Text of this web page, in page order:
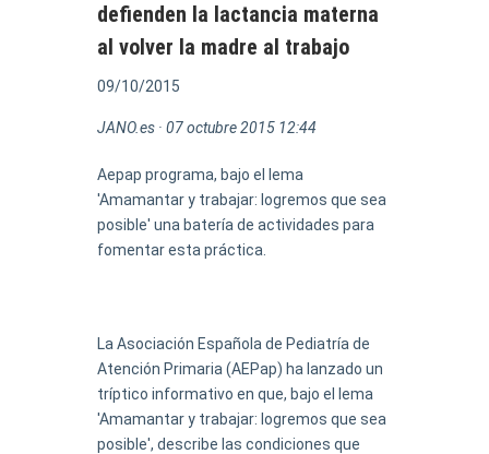
defienden la lactancia materna
al volver la madre al trabajo
09/10/2015
JANO.es · 07 octubre 2015 12:44
Aepap programa, bajo el lema
'Amamantar y trabajar: logremos que sea
posible' una batería de actividades para
fomentar esta práctica.
La Asociación Española de Pediatría de
Atención Primaria (AEPap) ha lanzado un
tríptico informativo en que, bajo el lema
'Amamantar y trabajar: logremos que sea
posible', describe las condiciones que